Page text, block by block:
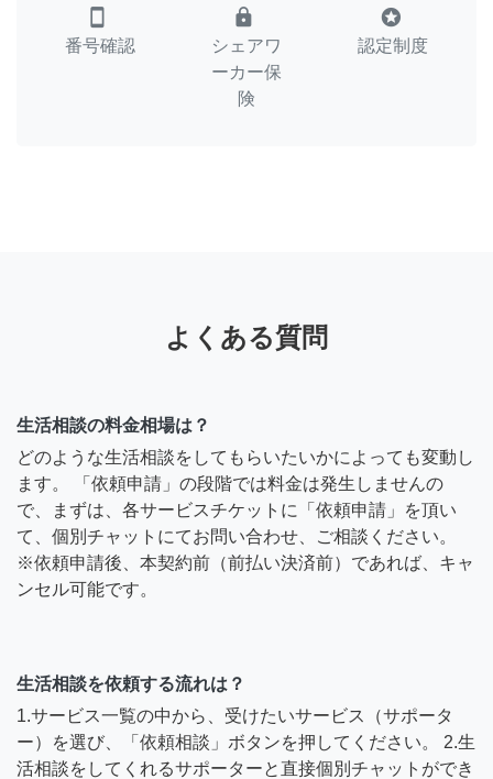
smartphone
番号確認
lock
シェアワ
ーカー保
険
stars
認定制度
よくある質問
生活相談の料金相場は？
どのような生活相談をしてもらいたいかによっても変動し
ます。 「依頼申請」の段階では料金は発生しませんの
で、まずは、各サービスチケットに「依頼申請」を頂い
て、個別チャットにてお問い合わせ、ご相談ください。
※依頼申請後、本契約前（前払い決済前）であれば、キャ
ンセル可能です。
生活相談を依頼する流れは？
1.サービス一覧の中から、受けたいサービス（サポータ
ー）を選び、「依頼相談」ボタンを押してください。 2.生
活相談をしてくれるサポーターと直接個別チャットができ